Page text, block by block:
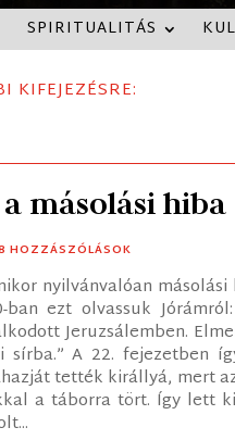
SPIRITUALITÁS
KIFEJEZÉSRE:
másolási hiba
HOZZÁSZÓLÁSOK
nyilvánvalóan
ezt olvassuk
Jeruzsálemben.
sírba.” A 22. fejezetben
tették királlyá, mert
a táborra tört. Így lett